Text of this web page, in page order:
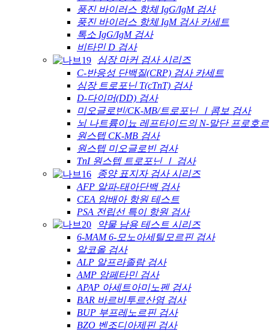
풍진 바이러스 항체 IgG/IgM 검사
풍진 바이러스 항체 IgM 검사 카세트
톡소 IgG/IgM 검사
비타민 D 검사
심장 마커 검사 시리즈
C-반응성 단백질(CRP) 검사 카세트
심장 트로포닌 T(cTnT) 검사
D-다이머(DD) 검사
미오글로빈/CK-MB/트로포닌 Ⅰ콤보 검사
뇌 나트륨이뇨 레프타이드의 N-말단 프로호
원스텝 CK-MB 검사
원스텝 미오글로빈 검사
TnI 원스텝 트로포닌 Ⅰ 검사
종양 표지자 검사 시리즈
AFP 알파-태아단백 검사
CEA 암배아 항원 테스트
PSA 전립선 특이 항원 검사
약물 남용 테스트 시리즈
6-MAM 6-모노아세틸모르핀 검사
알코올 검사
ALP 알프라졸람 검사
AMP 암페타민 검사
APAP 아세트아미노펜 검사
BAR 바르비투르산염 검사
BUP 부프레노르핀 검사
BZO 벤조디아제핀 검사